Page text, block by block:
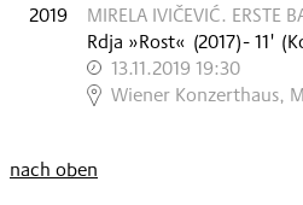
2019
MIRELA IVIČEVIĆ. ERSTE
Rdja »Rost« (2017)- 11'
13.11.2019 19:30
,
Wiener Konzerthaus,
nach oben